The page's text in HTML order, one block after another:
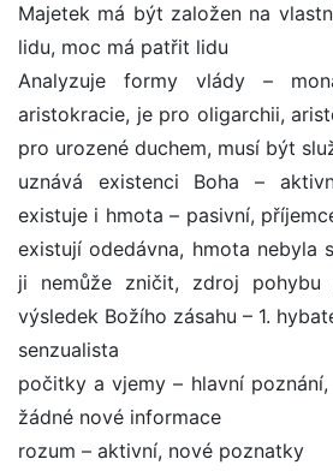
Majetek má být založen na
lidu, moc má patřit lidu
Analyzuje formy vlády –
aristokracie, je pro oligarchii,
pro urozené duchem, musí být
uznává existenci Boha –
existuje i hmota – pasivní,
existují odedávna, hmota nebyla
ji nemůže zničit, zdroj pohybu
výsledek Božího zásahu – 1.
senzualista
počitky a vjemy – hlavní
žádné nové informace
rozum – aktivní, nové poznatky